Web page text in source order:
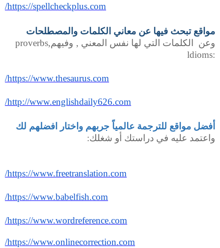
https://spellcheckplus.com/
مواقع تبحث فيها عن معاني الكلمات والمصطلحات
وعن الكلمات التي لها نفس المعني ‚ وفيهمproverbs,
ldioms:
https://www.thesaurus.com/
http://www.englishdaily626.com/
أفضل مواقع للترجمة عالمياً جربهم واختار افضلهم لك
واعتمد عليه في دراستك أو شغلك:
https://www.freetranslation.com/
https://www.babelfish.com/
https://www.wordreference.com/
https://www.onlinecorrection.com/